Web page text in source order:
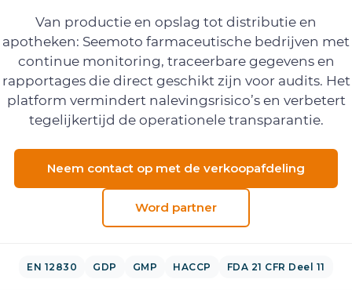
Van productie en opslag tot distributie en
apotheken: Seemoto farmaceutische bedrijven met
continue monitoring, traceerbare gegevens en
rapportages die direct geschikt zijn voor audits. Het
platform vermindert nalevingsrisico’s en verbetert
tegelijkertijd de operationele transparantie.
Neem contact op met de verkoopafdeling
Word partner
EN 12830 GDP GMP HACCP FDA 21 CFR Deel 11